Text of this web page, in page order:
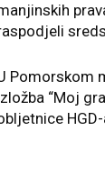
Pomorskom
“Moj